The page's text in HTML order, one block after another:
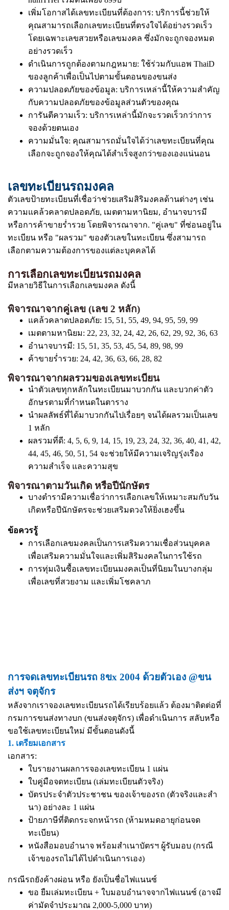
เพิ่มโอกาสได้เลขทะเบียนที่ต้องการ: บริการนี้ช่วยให้
คุณสามารถเลือกเลขทะเบียนที่ตรงใจได้อย่างรวดเร็ว
โดยเฉพาะเลขสวยหรือเลขมงคล ซึ่งมักจะถูกจองหมด
อย่างรวดเร็ว
ดำเนินการถูกต้องตามกฎหมาย: ใช้ร่วมกับแอพ ThaiD
ของลูกค้าเพื่อเป็นไปตามขั้นตอนของขนส่ง
ความปลอดภัยของข้อมูล: บริการเหล่านี้ให้ความสำคัญ
กับความปลอดภัยของข้อมูลส่วนตัวของคุณ
การันตีความเร็ว: บริการเหล่านี้มักจะรวดเร็วกว่าการ
จองด้วยตนเอง
ความมั่นใจ: คุณสามารถมั่นใจได้ว่าเลขทะเบียนที่คุณ
เลือกจะถูกจองให้คุณได้สำเร็จสูงกว่าของเองแน่นอน
เลขทะเบียนรถมงคล
ตัวเลขป้ายทะเบียนที่เชื่อว่าช่วยเสริมสิริมงคลด้านต่างๆ เช่น
ความแคล้วคลาดปลอดภัย, เมตตามหานิยม, อำนาจบารมี
หรือการค้าขายร่ำรวย โดยพิจารณาจาก. "คู่เลข" ที่ซ่อนอยู่ใน
ทะเบียน หรือ "ผลรวม" ของตัวเลขในทะเบียน ซึ่งสามารถ
เลือกตามความต้องการของแต่ละบุคคลได้
การเลือกเลขทะเบียนรถมงคล
มีหลายวิธีในการเลือกเลขมงคล ดังนี้
พิจารณาจากคู่เลข (เลข 2 หลัก)
แคล้วคลาดปลอดภัย: 15, 51, 55, 49, 94, 95, 59, 99
เมตตามหานิยม: 22, 23, 32, 24, 42, 26, 62, 29, 92, 36, 63
อำนาจบารมี: 15, 51, 35, 53, 45, 54, 89, 98, 99
ค้าขายร่ำรวย: 24, 42, 36, 63, 66, 28, 82
พิจารณาจากผลรวมของเลขทะเบียน
นำตัวเลขทุกหลักในทะเบียนมาบวกกัน และบวกค่าตัว
อักษรตามที่กำหนดในตาราง
นำผลลัพธ์ที่ได้มาบวกกันไปเรื่อยๆ จนได้ผลรวมเป็นเลข
1 หลัก
ผลรวมที่ดี: 4, 5, 6, 9, 14, 15, 19, 23, 24, 32, 36, 40, 41, 42,
44, 45, 46, 50, 51, 54 จะช่วยให้มีความเจริญรุ่งเรือง
ความสำเร็จ และความสุข
พิจารณาตามวันเกิด หรือปีนักษัตร
บางตำรามีความเชื่อว่าการเลือกเลขให้เหมาะสมกับวัน
เกิดหรือปีนักษัตรจะช่วยเสริมดวงให้ยิ่งเฮงขึ้น
ข้อควรรู้
การเลือกเลขมงคลเป็นการเสริมความเชื่อส่วนบุคคล
เพื่อเสริมความมั่นใจและเพิ่มสิริมงคลในการใช้รถ
การทุ่มเงินซื้อเลขทะเบียนมงคลเป็นที่นิยมในบางกลุ่ม
เพื่อเลขที่สวยงาม และเพิ่มโชคลาภ
การจดเลขทะเบียนรถ 8ขx 2004 ด้วยตัวเอง @ขน
ส่งฯ จตุจักร
หลังจากเราจองเลขทะเบียนรถได้เรียบร้อยแล้ว ต้องมาติดต่อที่
กรมการขนส่งทางบก (ขนส่งจตุจักร) เพื่อดำเนินการ สลับหรือ
ขอใช้เลขทะเบียนใหม่ มีขั้นตอนดังนี้
1. เตรียมเอกสาร
เอกสาร:
ใบรายงานผลการจองเลขทะเบียน 1 แผ่น
ใบคู่มือจดทะเบียน (เล่มทะเบียนตัวจริง)
บัตรประจำตัวประชาชน ของเจ้าของรถ (ตัวจริงและสำ
นา) อย่างละ 1 แผ่น
ป้ายภาษีที่ติดกระจกหน้ารถ (ห้ามหมดอายุก่อนจด
ทะเบียน)
หนังสือมอบอำนาจ พร้อมสำเนาบัตรฯ ผู้รับมอบ (กรณี
เจ้าของรถไม่ได้ไปดำเนินการเอง)
กรณีรถยังค้างผ่อน หรือ ยังเป็นชื่อไฟแนนซ์
ขอ ยืมเล่มทะเบียน + ใบมอบอำนาจจากไฟแนนซ์ (อาจมี
ค่ามัดจำประมาณ 2,000-5,000 บาท)